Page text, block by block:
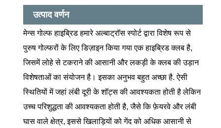
उत्पाद वर्णन
मेन्स गोल्फ हाइब्रिड हमारे अल्बाट्रॉस स्पोर्ट द्वारा विशेष रूप से
पुरुष गोल्फरों के लिए डिज़ाइन किया गया एक हाइब्रिड क्लब है,
जिसमें लोहे से टकराने की आसानी और लकड़ी के क्लब की उड़ान
विशेषताओं का संयोजन है। इसका अनुभव बहुत अच्छा है. ऐसी
स्थितियों में जहां लंबी दूरी के शॉट्स की आवश्यकता होती है लेकिन
उच्च परिशुद्धता की आवश्यकता होती है, जैसे कि फ़ेयरवे और लंबी
घास वाले क्षेत्र, इससे खिलाड़ियों को गेंद को अधिक आसानी से